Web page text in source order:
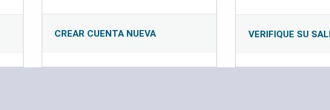
CREAR CUENTA NUEVA VERIFIQUE SU